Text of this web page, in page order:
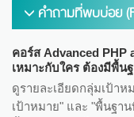
คำถามที่พบบ่อย
คอร์ส Advanced PHP
เหมาะกับใคร ต้องมีพื้น
ดูรายละเอียดกลุ่มเป้า
เป้าหมาย" และ "พื้นฐา